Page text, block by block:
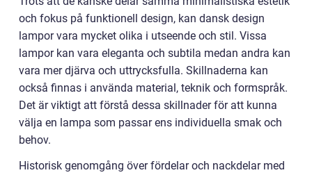
och fokus på funktionell design, kan dansk design
lampor vara mycket olika i utseende och stil. Vissa
lampor kan vara eleganta och subtila medan andra kan
vara mer djärva och uttrycksfulla. Skillnaderna kan
också finnas i använda material, teknik och formspråk.
Det är viktigt att förstå dessa skillnader för att kunna
välja en lampa som passar ens individuella smak och
behov.
Historisk genomgång över fördelar och nackdelar med